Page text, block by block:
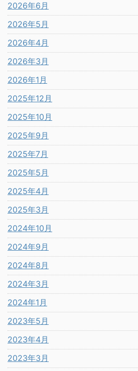
2026年6月
2026年5月
2026年4月
2026年3月
2026年1月
2025年12月
2025年10月
2025年9月
2025年7月
2025年5月
2025年4月
2025年3月
2024年10月
2024年9月
2024年8月
2024年3月
2024年1月
2023年5月
2023年4月
2023年3月